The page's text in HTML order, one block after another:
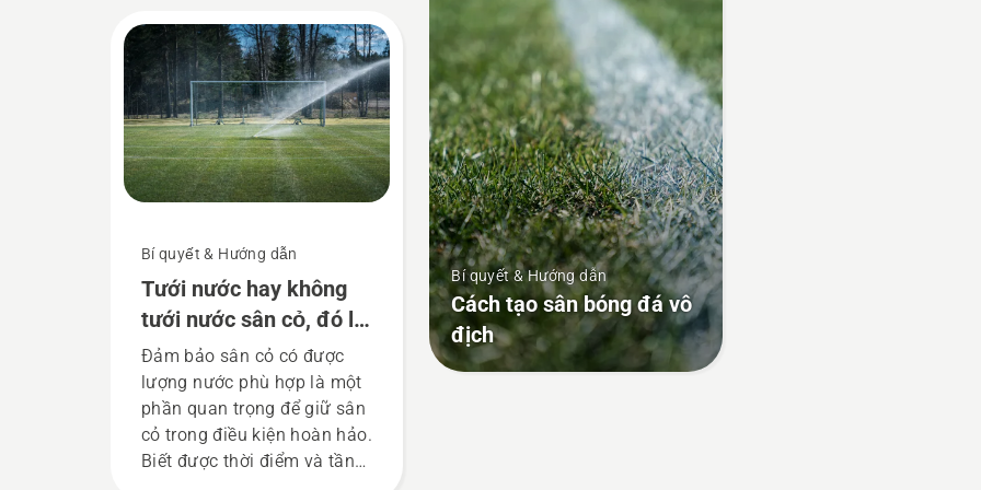
chính hãng và luôn thay thế
vít cùng lúc với lưỡi khi tiến
hành bảo trì, nếu không vít
có thể bị mòn và làm cho
lưỡi cắt rời ra khi vận hành.
Bí quyết & Hướng dẫn
Tưới nước hay không
tưới nước sân cỏ, đó là
câu hỏi hóc búa
Đảm bảo sân cỏ có được
lượng nước phù hợp là một
phần quan trọng để giữ sân
cỏ trong điều kiện hoàn hảo.
Biết được thời điểm và tần
Bí quyết & Hướng dẫn
Cách tạo sân bóng đá vô
địch